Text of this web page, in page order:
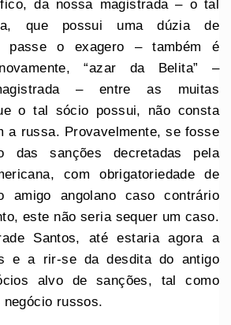
da nossa magistrada – o tal
que possui uma dúzia de
passe o exagero – também é
“azar da Belita” –
– entre as muitas
o tal sócio possui, não consta
a russa. Provavelmente, se fosse
das sanções decretadas pela
com obrigatoriedade de
amigo angolano caso contrário
este não seria sequer um caso.
Santos, até estaria agora a
e a rir-se da desdita do antigo
alvo de sanções, tal como
russos.